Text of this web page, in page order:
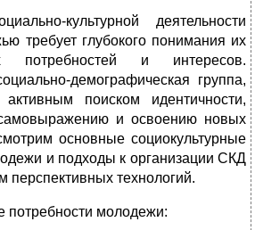
культурной деятельности
требует глубокого понимания их
потребностей и интересов.
демографическая группа,
активным поиском идентичности,
и освоению новых
основные социокультурные
и подходы к организации СКД
перспективных технологий.
потребности молодежи: